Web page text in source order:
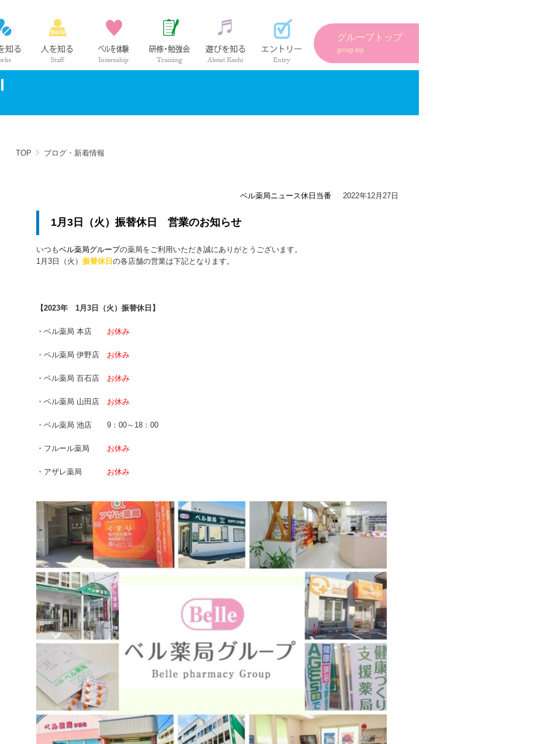
グループトップ
group top
ベル薬局の仕事 社員紹介 インターンシップ 研修・勉強会 高知の紹介 エントリーフォーム
TOP ブログ・新着情報
2022年12月27日
ベル薬局ニュース休日当番
1月3日（火）振替休日 営業のお知らせ
いつもベル薬局グループの薬局をご利用いただき誠にありがとうございます。
1月3日（火） 振替休日 の各店舗の営業は下記となります。
【2023年 1月3日（火）振替休日】
・ベル薬局 本店 お休み
・ベル薬局 伊野店 お休み
・ベル薬局 百石店 お休み
・ベル薬局 山田店 お休み
・ベル薬局 池店 9：00～18：00
・フルール薬局 お休み
・アザレ薬局 お休み